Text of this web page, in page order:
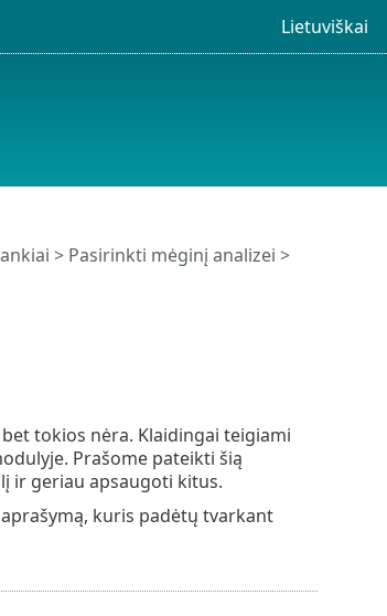
Lietuviškai
> Pasirinkti mėginį analizei >
tokios nėra. Klaidingai teigiami
Prašome pateikti šią
ir geriau apsaugoti kitus.
kuris padėtų tvarkant